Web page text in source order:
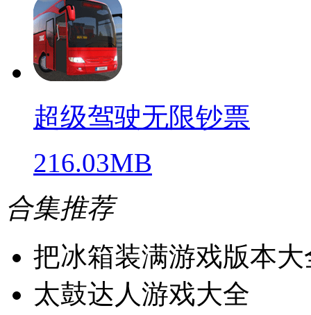
超级驾驶无限钞票
216.03MB
合集推荐
把冰箱装满游戏版本大
太鼓达人游戏大全